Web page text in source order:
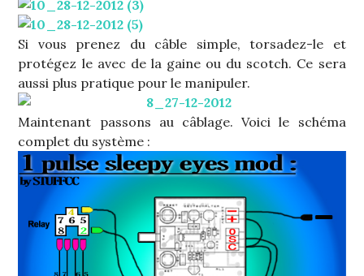
Si vous prenez du câble simple, torsadez-le et
protégez le avec de la gaine ou du scotch. Ce sera
aussi plus pratique pour le manipuler.
Maintenant passons au câblage. Voici le schéma
complet du système :